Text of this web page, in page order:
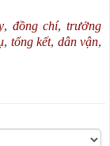
, đồng chí,trưởng
, tổng kết, dân vận,